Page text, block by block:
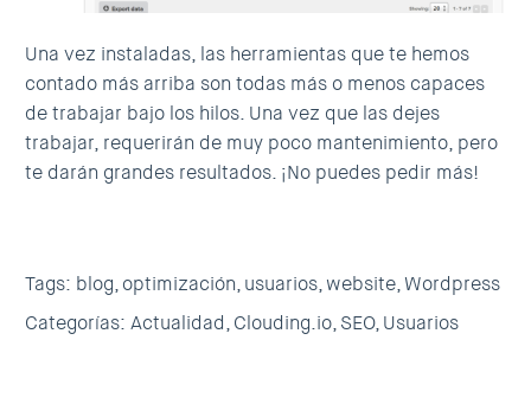
Una vez instaladas, las herramientas que te hemos
contado más arriba son todas más o menos capaces
de trabajar bajo los hilos. Una vez que las dejes
trabajar, requerirán de muy poco mantenimiento, pero
te darán grandes resultados. ¡No puedes pedir más!
Tags: blog,optimización,usuarios,website,Wordpress
Categorías: Actualidad,Clouding.io,SEO,Usuarios